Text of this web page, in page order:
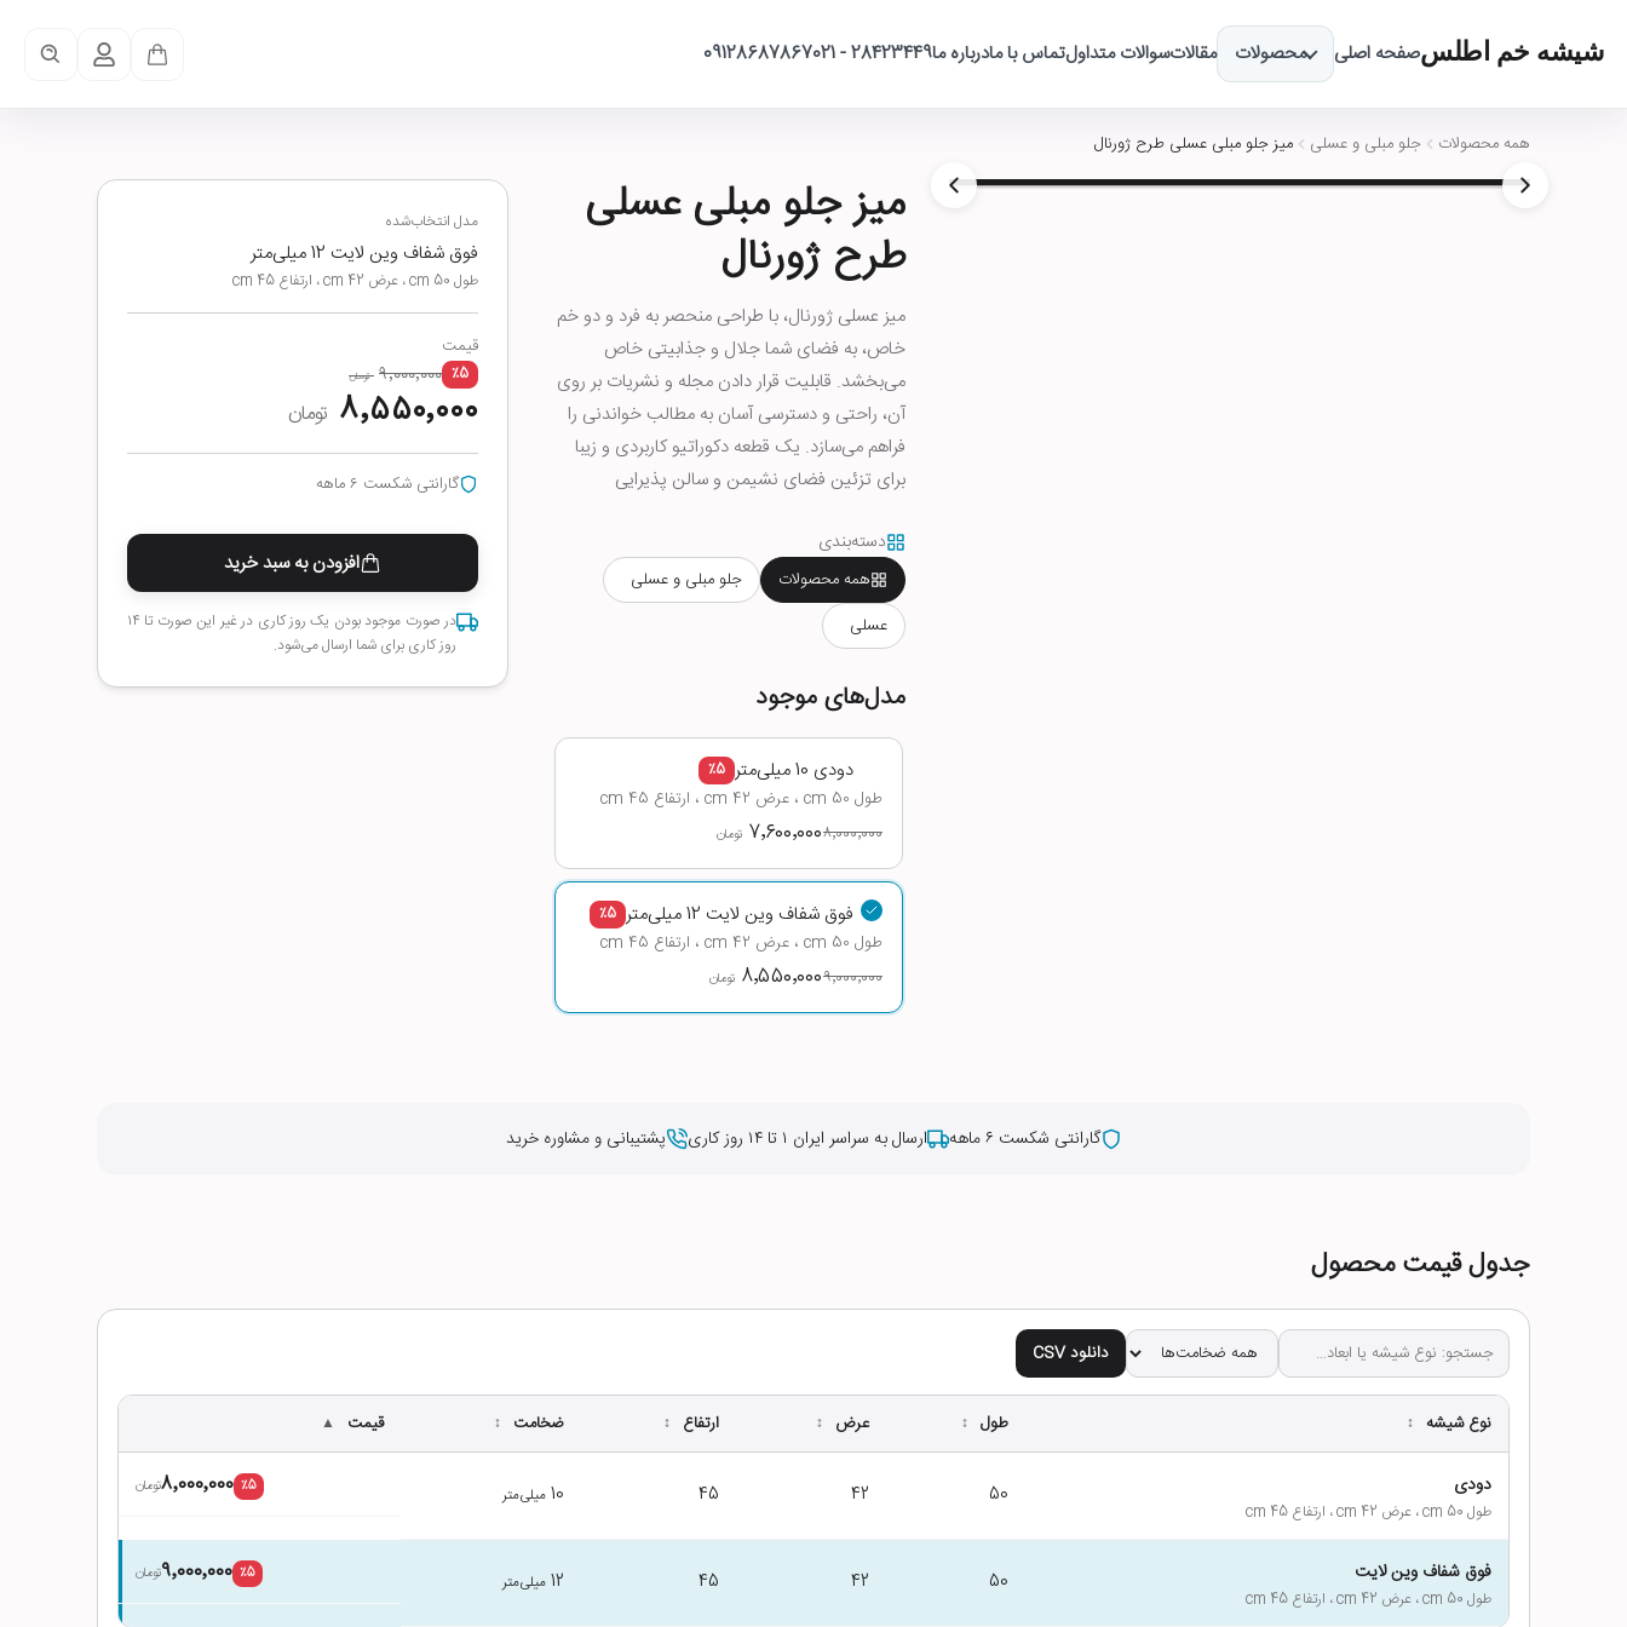
شیشه خم اطلسصفحه اصلی محصولات مقالاتسوالات متداولتماس با مادرباره ما28423449 - 021
09128687867
همه محصولات جلو مبلی و عسلی میز جلو مبلی عسلی طرح ژورنال
میز جلو مبلی عسلی
طرح ژورنال
میز عسلی ژورنال، با طراحی منحصر به فرد و دو خم
خاص، به فضای شما جلال و جذابیتی خاص
می‌بخشد. قابلیت قرار دادن مجله و نشریات بر روی
آن، راحتی و دسترسی آسان به مطالب خواندنی را
فراهم می‌سازد. یک قطعه دکوراتیو کاربردی و زیبا
برای تزئین فضای نشیمن و سالن پذیرایی
دسته‌بندی
همه محصولات
جلو مبلی و عسلی
عسلی
مدل انتخاب‌شده
فوق شفاف وین لایت 12 میلی‌متر
طول 50 cm ، عرض 42 cm ، ارتفاع 45 cm
قیمت
٪5 ۹٬۰۰۰٬۰۰۰ تومان
۸٬۵۵۰٬۰۰۰ تومان
گارانتی شکست ۶ ماهه
افزودن به سبد خرید
در صورت موجود بودن یک روز کاری در غیر این صورت تا ۱۴
روز کاری برای شما ارسال می‌شود.
مدل‌های موجود
دودی 10 میلی‌متر ٪5
طول 50 cm ، عرض 42 cm ، ارتفاع 45 cm
۸٬۰۰۰٬۰۰۰
۷٬۶۰۰٬۰۰۰ تومان
فوق شفاف وین لایت 12 میلی‌متر ٪5
طول 50 cm ، عرض 42 cm ، ارتفاع 45 cm
۹٬۰۰۰٬۰۰۰
۸٬۵۵۰٬۰۰۰ تومان
گارانتی شکست ۶ ماهه ارسال به سراسر ایران ۱ تا ۱۴ روز کاری پشتیبانی و مشاوره خرید
جدول قیمت محصول
دانلود CSV
نوع شیشه ↕ طول ↕ عرض ↕ ارتفاع ↕ ضخامت ↕ قیمت ▲
دودی
طول 50 cm ، عرض 42 cm ، ارتفاع 45 cm
50
42
45
10 میلی‌متر ٪5 ۸٬۰۰۰٬۰۰۰تومان
فوق شفاف وین لایت
طول 50 cm ، عرض 42 cm ، ارتفاع 45 cm
50
42
45
12 میلی‌متر ٪5 ۹٬۰۰۰٬۰۰۰تومان